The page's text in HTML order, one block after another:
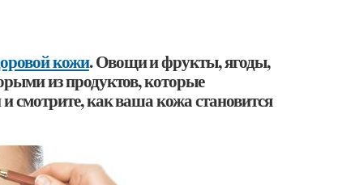
кожи. Овощи и фрукты, ягоды,
из продуктов, которые
смотрите, как ваша кожа становится